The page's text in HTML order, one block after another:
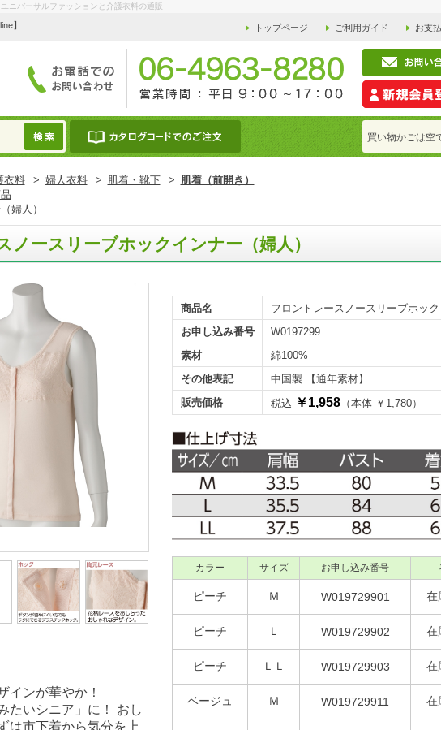
ニバーサルファッションと介護衣料の通販
】 トップページ ご利用ガイド お支
買い物かごは空
衣料 > 婦人衣料 > 肌着・靴下 > 肌着（前開き）
婦人）
ノースリーブホックインナー（婦人）
インが華やか！
たいシニア」に！ おし
は市下着から気分を上
商品名
フロントレースノースリーブホック
お申し込み番号
W0197299
素材
綿100%
その他表記
中国製 【通年素材】
販売価格
税込 ￥1,958 （本体 ￥1,780）
カラー サイズ お申し込み番号
ピーチ Ｍ W019729901 在
ピーチ Ｌ W019729902 在
ピーチ ＬＬ W019729903 在
ベージュ Ｍ W019729911 在